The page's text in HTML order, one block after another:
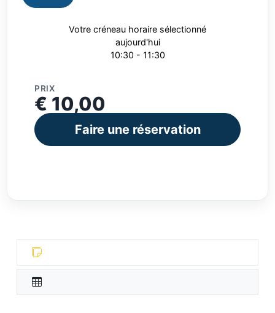
Votre créneau horaire sélectionné
aujourd'hui
10:30 - 11:30
PRIX
€ 10,00
Faire une réservation